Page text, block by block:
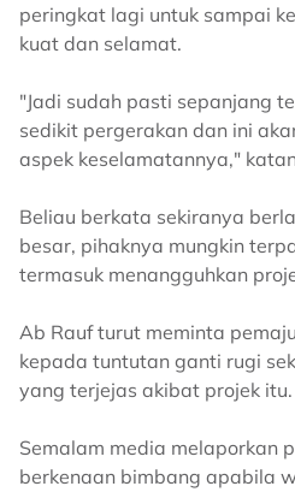
peringkat lagi untuk sampai
kuat dan selamat.
"Jadi sudah pasti sepanjang
sedikit pergerakan dan ini
aspek keselamatannya,"
Beliau berkata sekiranya
besar, pihaknya mungkin
termasuk menangguhkan
Ab Rauf turut meminta
kepada tuntutan ganti rugi
yang terjejas akibat projek itu.
Semalam media melaporkan
berkenaan bimbang apabila